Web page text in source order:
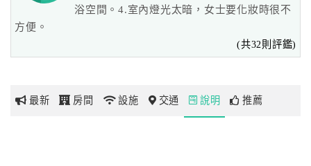
帶
玩
玩
富悅有超越五星級飯店的配備，高度私密又流暢的汽車動
我們的服務團隊已為您做好準備，不僅只有用心更具備了為
浴空間。4.室內燈光太暗，女士要化妝時很不
方便。
(共32則評鑑)
最新 房間 設施 交通 說明 推薦